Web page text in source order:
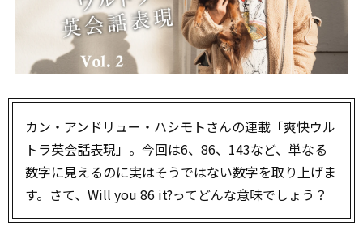
カン・アンドリュー・ハシモトさんの連載「爽快ウル
トラ英会話表現」。今回は6、86、143など、単なる
数字に見えるのに実はそうではない数字を取り上げま
す。さて、Will you 86 it?ってどんな意味でしょう？